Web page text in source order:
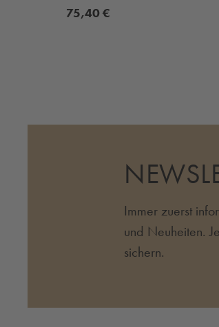
75,40 €
Immer zuerst
und Neuheiten.
sichern.